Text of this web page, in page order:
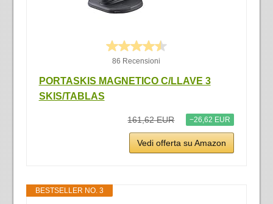
86 Recensioni
PORTASKIS MAGNETICO C/LLAVE 3
SKIS/TABLAS
161,62 EUR −26,62 EUR
Vedi offerta su Amazon
BESTSELLER NO. 3